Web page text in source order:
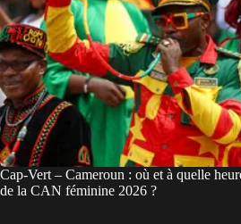
Cap-Vert – Cameroun : où et à quelle
de la CAN féminine 2026 ?